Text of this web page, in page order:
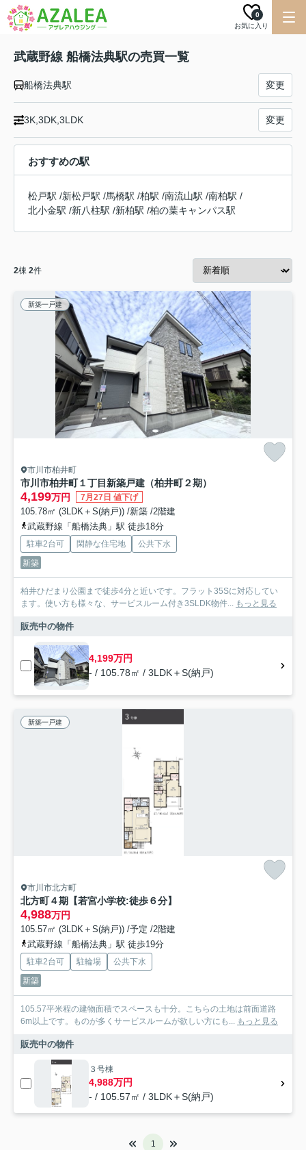
お気に入り
0
武蔵野線 船橋法典駅の売買一覧
船橋法典駅 変更
3K,3DK,3LDK 変更
おすすめの駅
松戸駅 /新松戸駅 /馬橋駅 /柏駅 /南流山駅 /南柏駅 /
北小金駅 /新八柱駅 /新柏駅 /柏の葉キャンパス駅
2棟 2件
新築一戸建
市川市柏井町
市川市柏井町１丁目新築戸建（柏井町２期）
4,199万円 7月27日 値下げ
105.78㎡ (3LDK＋S(納戸)) /新築 /2階建
武蔵野線「船橋法典」駅 徒歩18分
駐車2台可 閑静な住宅地
公共下水
新築
柏井ひだまり公園まで徒歩4分と近いです。フラット35Sに対応してい
ます。使い方も様々な、サービスルーム付き3SLDK物件... もっと見る
販売中の物件
4,199万円
- / 105.78㎡ / 3LDK＋S(納戸)
新築一戸建
市川市北方町
北方町４期【若宮小学校:徒歩６分】
4,988万円
105.57㎡ (3LDK＋S(納戸)) /予定 /2階建
武蔵野線「船橋法典」駅 徒歩19分
駐車2台可 駐輪場
公共下水
新築
105.57平米程の建物面積でスペースも十分。こちらの土地は前面道路
6m以上です。ものが多くサービスルームが欲しい方にも... もっと見る
販売中の物件
３号棟
4,988万円
- / 105.57㎡ / 3LDK＋S(納戸)
1